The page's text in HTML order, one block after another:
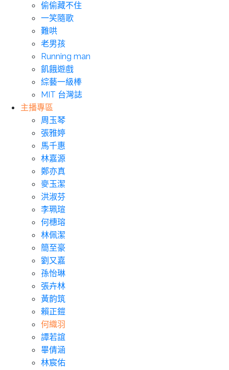
偷偷藏不住
一笑隨歌
難哄
老男孩
Running man
飢餓遊戲
綜藝一級棒
MIT 台灣誌
主播專區
周玉琴
張雅婷
馬千惠
林嘉源
鄭亦真
麥玉潔
洪淑芬
李珮瑄
何橞瑢
林佩潔
簡至豪
劉又嘉
孫怡琳
張卉林
黃韵筑
賴正鎧
何織羽
譚若誼
畢倩涵
林宸佑